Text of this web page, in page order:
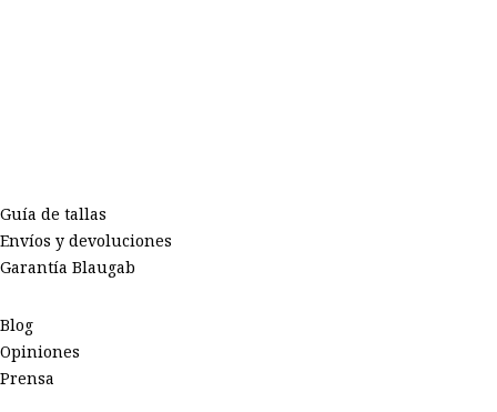
Guía de tallas
Envíos y devoluciones
Garantía Blaugab
Blog
Opiniones
Prensa